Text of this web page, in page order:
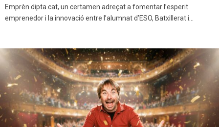
Emprèn dipta.cat, un certamen adreçat a fomentar l’esperit
emprenedor i la innovació entre l’alumnat d’ESO, Batxillerat i...